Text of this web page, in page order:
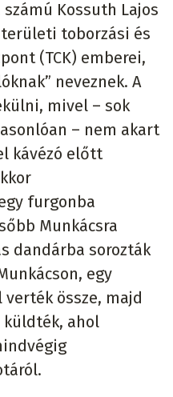
számú Kossuth Lajos
toborzási és
(TCK) emberei,
neveznek. A
mivel – sok
– nem akart
kávézó előtt
furgonba
Munkácsra
dandárba sorozták
egy
össze, majd
küldték, ahol